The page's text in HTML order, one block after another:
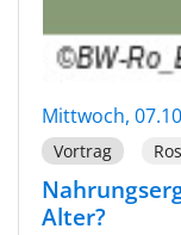
Mittwoch,
Vortrag
Alter?